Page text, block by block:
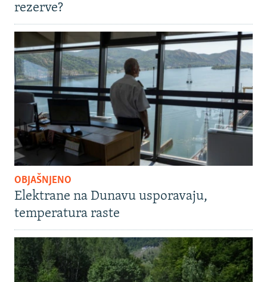
rezerve?
OBJAŠNJENO
Elektrane na Dunavu usporavaju,
temperatura raste